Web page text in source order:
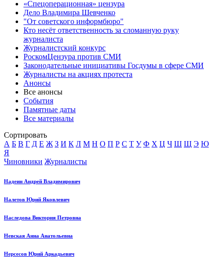
«Спецоперационная» цензура
Дело Владимира Шевченко
"От советского информбюро"
Кто несёт ответственность за сломанную руку
журналиста
Журналистский конкурс
РоскомЦензура против СМИ
Законодательные инициативы Госдумы в сфере СМИ
Журналисты на акциях протеста
Анонсы
Все анонсы
События
Памятные даты
Все материалы
Сортировать
А Б В Г Д Е Ж З И К Л М Н О П Р С Т У Ф Х Ц Ч Ш Щ Э Ю
Я
Чиновники Журналисты
Надеин Андрей Владимирович
Налетов Юрий Яковлевич
Наследова Виктория Петровна
Невская Анна Анатольевна
Нерсесов Юрий Аркадьевич